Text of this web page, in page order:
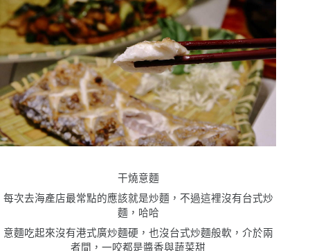
干燒意麵
每次去海產店最常點的應該就是炒麵，不過這裡沒有台式炒
麵，哈哈
意麵吃起來沒有港式廣炒麵硬，也沒台式炒麵般軟，介於兩
者間，一咬都是醬香與蔬菜甜